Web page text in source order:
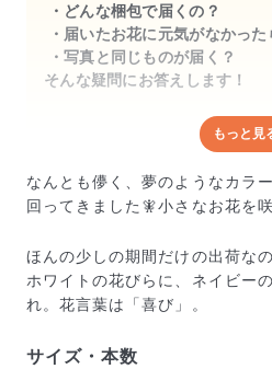
どんな梱包で届くの？
届いたお花に元気がなかった
写真と同じものが届く？
そんな疑問にお答えします！
どんな梱包で届くの？
出荷前に水揚げ（花が水を吸い
し、専用ボックスに丁寧に梱包
きゅっとまとめられて一見窮屈
もっと見
なんとも儚く、夢のようなカラ
回ってきました🧚小さなお花を咲
ほんの少しの期間だけの出荷な
ホワイトの花びらに、ネイビー
れ。花言葉は「喜び」。
サイズ・本数